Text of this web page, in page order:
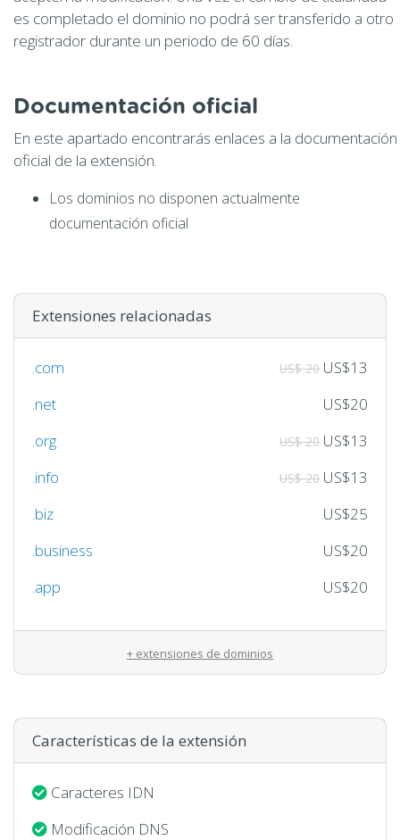
es completado el dominio no podrá ser transferido a otro
registrador durante un periodo de 60 días.
Documentación oficial
En este apartado encontrarás enlaces a la documentación
oficial de la extensión.
Los dominios no disponen actualmente
documentación oficial
Extensiones relacionadas
.com US$ 20 US$13
.net
US$20
.org
US$ 20 US$13
.info
US$ 20 US$13
.biz
US$25
.business
US$20
.app
US$20
+ extensiones de dominios
Características de la extensión
Caracteres IDN
Modificación DNS